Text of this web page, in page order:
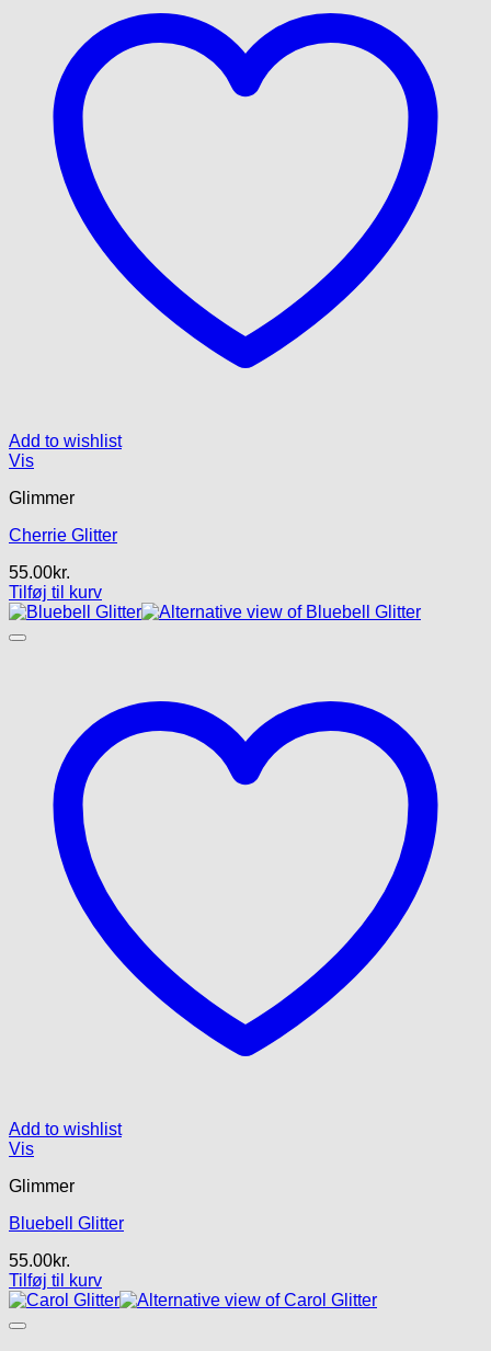
Add to wishlist
Vis
Glimmer
Cherrie Glitter
55.00kr.
Tilføj til kurv
Add to wishlist
Vis
Glimmer
Bluebell Glitter
55.00kr.
Tilføj til kurv